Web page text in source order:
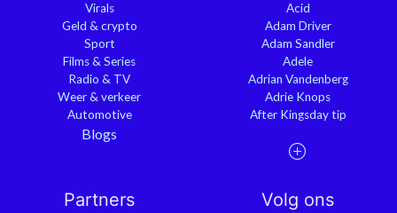
Virals
Geld & crypto
Sport
Films & Series
Radio & TV
Weer & verkeer
Automotive
Blogs
Acid
Adam Driver
Adam Sandler
Adele
Adrian Vandenberg
Adrie Knops
After Kingsday tip
Partners Volg ons